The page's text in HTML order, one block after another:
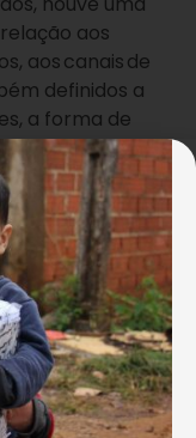
aos
aos canais de
definidos a
a forma de
de cada
cada um foi
se sentia mais
o aluno
olhar para ele
isso, a
os